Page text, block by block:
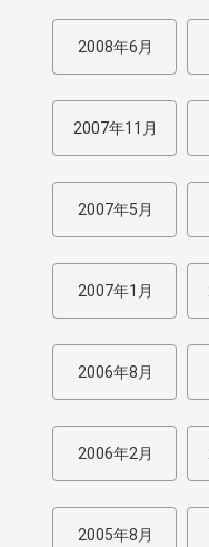
2008年6月
2007年11月
2007年5月
2007年1月
2006年8月
2006年2月
2005年8月